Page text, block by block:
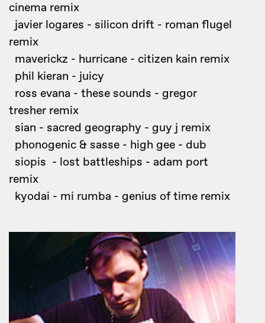
cinema remix
javier logares - silicon drift - roman flugel
remix
maverickz - hurricane - citizen kain remix
phil kieran - juicy
ross evana - these sounds - gregor
tresher remix
sian - sacred geography - guy j remix
phonogenic & sasse - high gee - dub
siopis - lost battleships - adam port
remix
kyodai - mi rumba - genius of time remix